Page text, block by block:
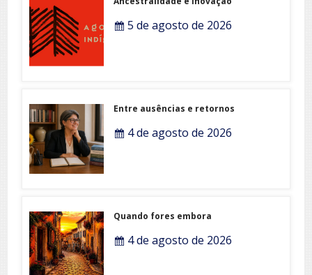
5 de agosto de 2026
Entre ausências e retornos
4 de agosto de 2026
Quando fores embora
4 de agosto de 2026